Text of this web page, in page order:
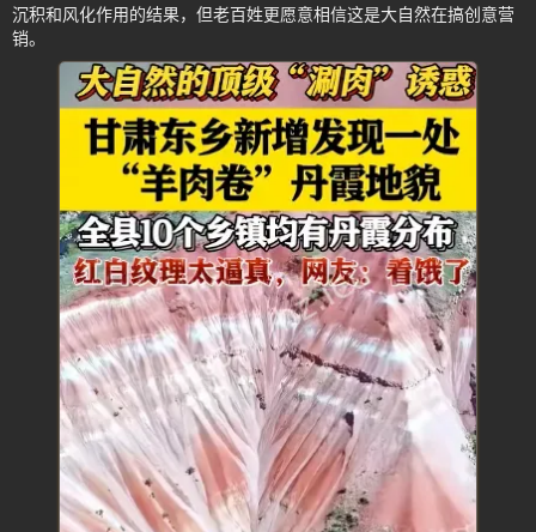
沉积和风化作用的结果，但老百姓更愿意相信这是大自然在搞创意营
销。